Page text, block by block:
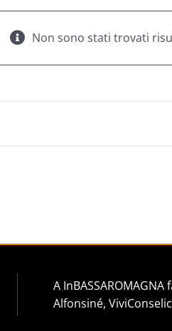
Non sono stati trovati
A
Alfonsiné,